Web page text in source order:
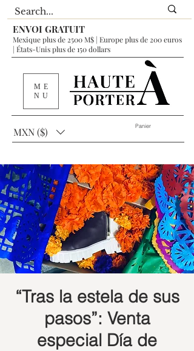
ENVOI GRATUIT
Mexique plus de 2500 M$ | Europe plus de 200 euros
| États-Unis plus de 150 dollars
Panier
ME
NU
MXN ($)
“Tras la estela de sus
pasos”: Venta
especial Día de